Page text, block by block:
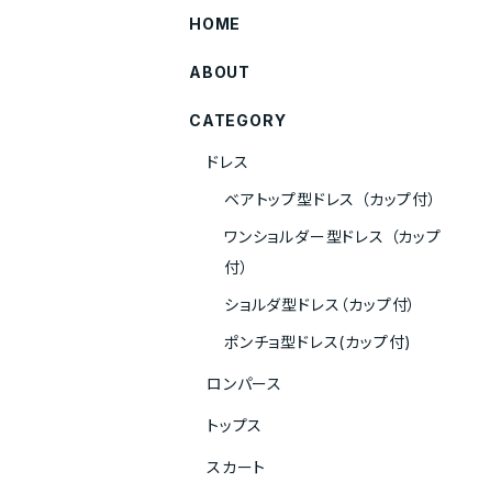
HOME
ABOUT
CATEGORY
ドレス
ベアトップ型ドレス （カップ付）
ワンショルダー型ドレス （カップ
付）
ショルダ型ドレス（カップ付）
ポンチョ型ドレス(カップ付)
ロンパース
トップス
スカート